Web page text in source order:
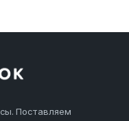
Поставляем